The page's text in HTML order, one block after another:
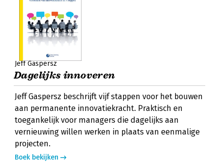
Jeff Gaspersz
Dagelijks innoveren
Jeff Gaspersz beschrijft vijf stappen voor het bouwen
aan permanente innovatiekracht. Praktisch en
toegankelijk voor managers die dagelijks aan
vernieuwing willen werken in plaats van eenmalige
projecten.
Boek bekijken